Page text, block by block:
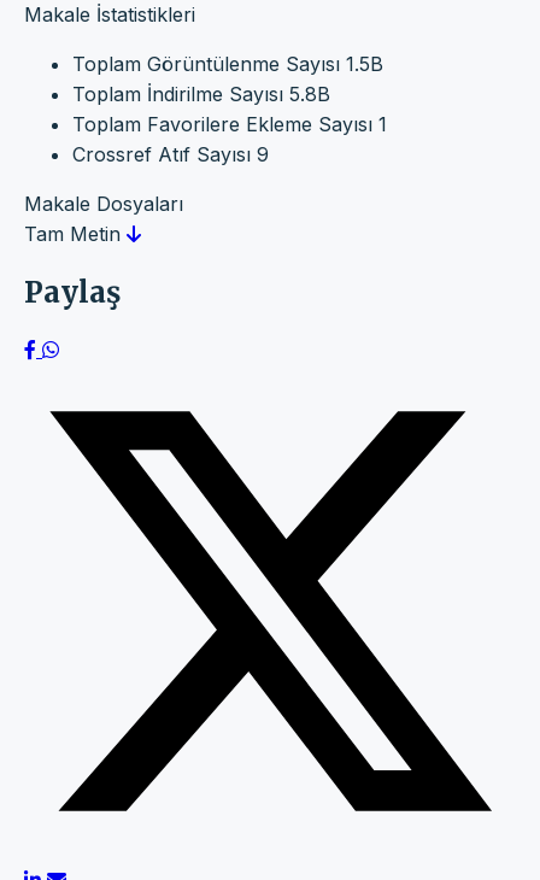
Makale İstatistikleri
Toplam Görüntülenme Sayısı 1.5B
Toplam İndirilme Sayısı 5.8B
Toplam Favorilere Ekleme Sayısı 1
Crossref Atıf Sayısı 9
Makale Dosyaları
Tam Metin
Paylaş